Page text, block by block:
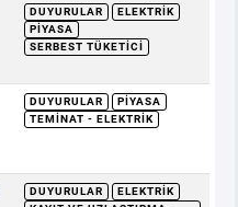
DUYURULAR
ELEKTRIK
PIYASA
SERBEST TÜKETICI
DUYURULAR
PIYASA
TEMINAT - ELEKTRIK
DUYURULAR
ELEKTRIK